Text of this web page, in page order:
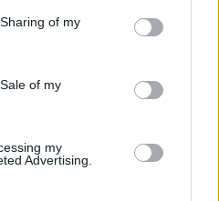
of my
of my
my
Advertising.
VIDEO. Comportament bizar
„Criminalaaaaa!”. Dezlănțuirea